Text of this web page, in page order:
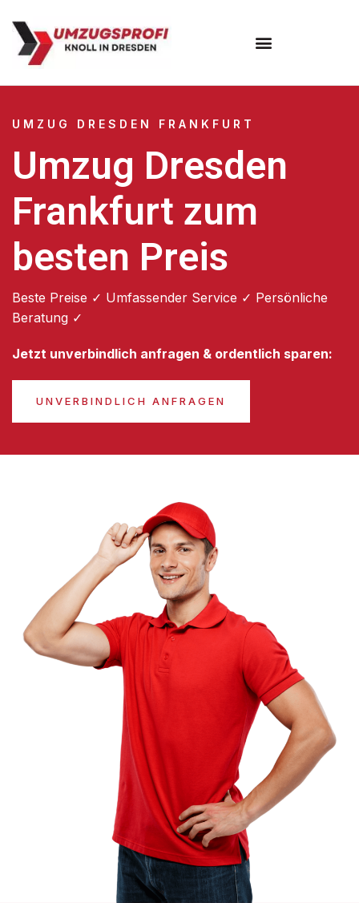
UMZUG DRESDEN FRANKFURT
Umzug Dresden
Frankfurt zum
besten Preis
Beste Preise ✓ Umfassender Service ✓ Persönliche
Beratung ✓
Jetzt unverbindlich anfragen & ordentlich sparen:
UNVERBINDLICH ANFRAGEN